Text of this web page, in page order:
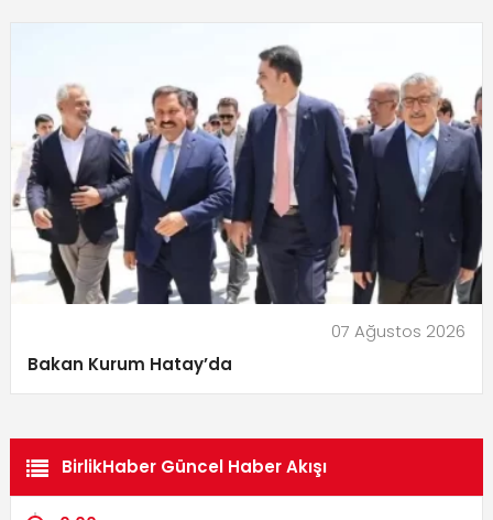
07 Ağustos 2026
Bakan Kurum Hatay’da
BirlikHaber Güncel Haber Akışı